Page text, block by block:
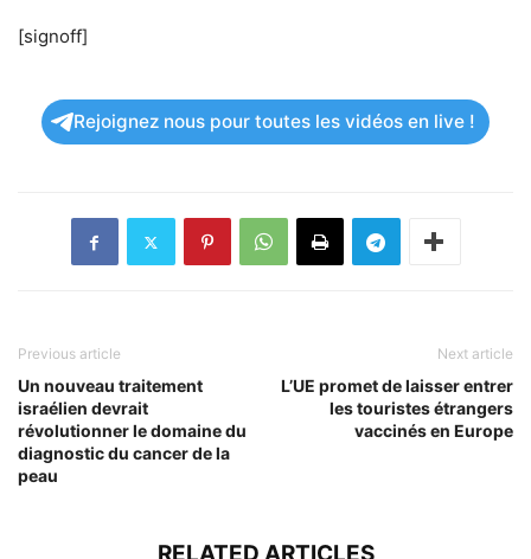
[signoff]
Rejoignez nous pour toutes les vidéos en live !
Previous article
Un nouveau traitement
israélien devrait
révolutionner le domaine du
diagnostic du cancer de la
peau
Next article
L’UE promet de laisser entrer
les touristes étrangers
vaccinés en Europe